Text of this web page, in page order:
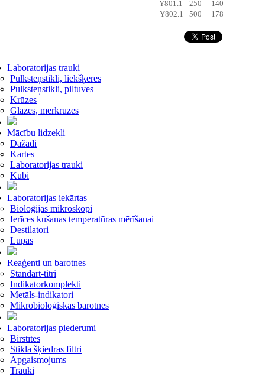
Y801.1
250
140
Y802.1
500 178
Laboratorijas trauki
Pulksteņstikli, liekšķeres
Pulksteņstikli, piltuves
Krūzes
Glāzes, mērkrūzes
Mācību lidzekļi
Dažādi
Kartes
Laboratorijas trauki
Kubi
Laboratorijas iekārtas
Bioloģijas mikroskopi
Ierīces kušanas temperatūras mērīšanai
Destilatori
Lupas
Reaģenti un barotnes
Standart-titri
Indikatorkomplekti
Metāls-indikatori
Mikrobioloģiskās barotnes
Laboratorijas piederumi
Birstītes
Stikla šķiedras filtri
Apgaismojums
Trauki